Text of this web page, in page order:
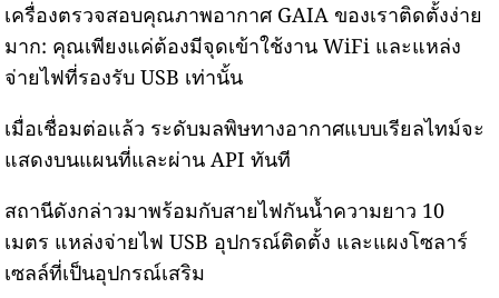
เครื่องตรวจสอบคุณภาพอากาศ GAIA ของเราติดตั้งง่าย
มาก: คุณเพียงแค่ต้องมีจุดเข้าใช้งาน WiFi และแหล่ง
จ่ายไฟที่รองรับ USB เท่านั้น
เมื่อเชื่อมต่อแล้ว ระดับมลพิษทางอากาศแบบเรียลไทม์จะ
แสดงบนแผนที่และผ่าน API ทันที
สถานีดังกล่าวมาพร้อมกับสายไฟกันน้ำความยาว 10
เมตร แหล่งจ่ายไฟ USB อุปกรณ์ติดตั้ง และแผงโซลาร์
เซลล์ที่เป็นอุปกรณ์เสริม